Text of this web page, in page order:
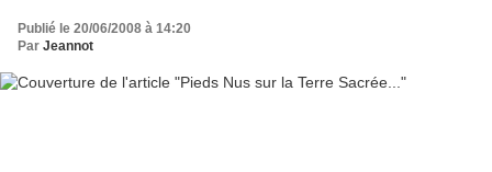
Publié le 20/06/2008 à 14:20
Par Jeannot